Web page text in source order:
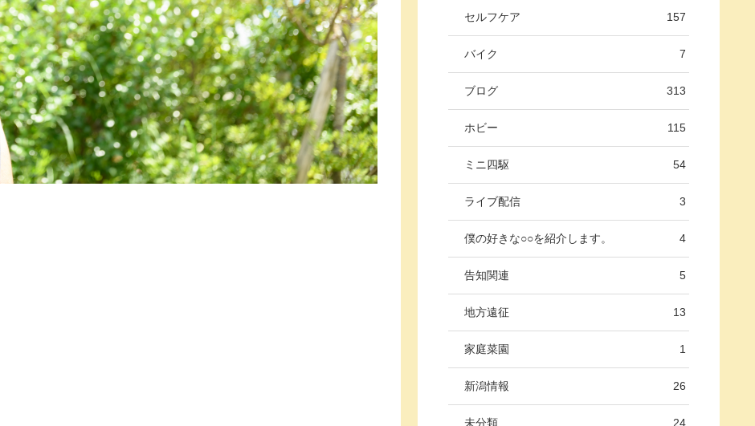
セルフケア 157
バイク 7
ブログ 313
ホビー 115
ミニ四駆 54
ライブ配信 3
僕の好きな○○を紹介します。 4
告知関連 5
地方遠征 13
家庭菜園 1
新潟情報 26
未分類 24